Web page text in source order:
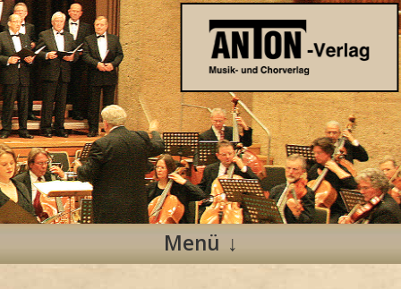
Anton Verlag
Musik- und Chorverlag
Menü